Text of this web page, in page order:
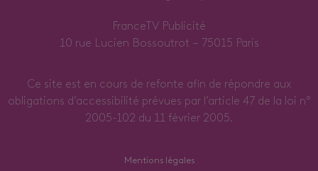
FranceTV Publicité
10 rue Lucien Bossoutrot – 75015 Paris
Ce site est en cours de refonte afin de répondre aux
obligations d’accessibilité prévues par l’article 47 de la loi n°
2005-102 du 11 février 2005.
Mentions légales